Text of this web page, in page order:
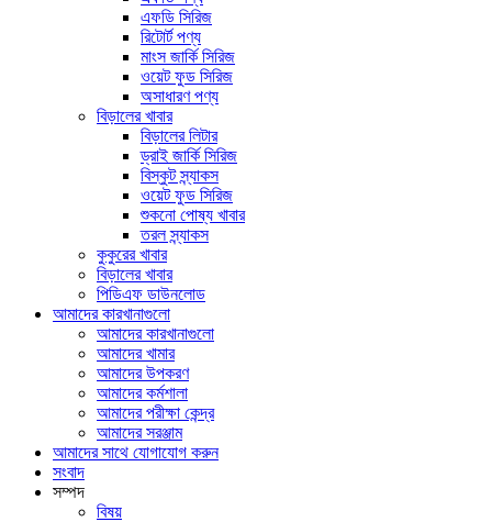
এফডি সিরিজ
রিটোর্ট পণ্য
মাংস জার্কি সিরিজ
ওয়েট ফুড সিরিজ
অসাধারণ পণ্য
বিড়ালের খাবার
বিড়ালের লিটার
ড্রাই জার্কি সিরিজ
বিস্কুট স্ন্যাকস
ওয়েট ফুড সিরিজ
শুকনো পোষ্য খাবার
তরল স্ন্যাকস
কুকুরের খাবার
বিড়ালের খাবার
পিডিএফ ডাউনলোড
আমাদের কারখানাগুলো
আমাদের কারখানাগুলো
আমাদের খামার
আমাদের উপকরণ
আমাদের কর্মশালা
আমাদের পরীক্ষা কেন্দ্র
আমাদের সরঞ্জাম
আমাদের সাথে যোগাযোগ করুন
সংবাদ
সম্পদ
বিষয়